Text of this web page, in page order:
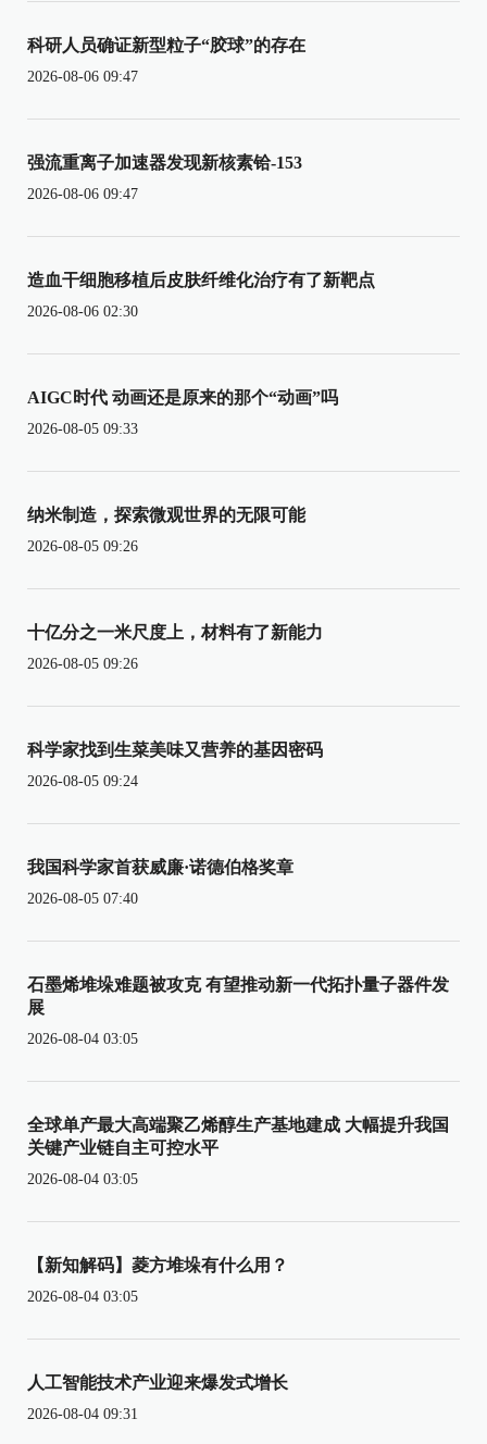
科研人员确证新型粒子“胶球”的存在
2026-08-06 09:47
强流重离子加速器发现新核素铪-153
2026-08-06 09:47
造血干细胞移植后皮肤纤维化治疗有了新靶点
2026-08-06 02:30
AIGC时代 动画还是原来的那个“动画”吗
2026-08-05 09:33
纳米制造，探索微观世界的无限可能
2026-08-05 09:26
十亿分之一米尺度上，材料有了新能力
2026-08-05 09:26
科学家找到生菜美味又营养的基因密码
2026-08-05 09:24
我国科学家首获威廉·诺德伯格奖章
2026-08-05 07:40
石墨烯堆垛难题被攻克 有望推动新一代拓扑量子器件发
展
2026-08-04 03:05
全球单产最大高端聚乙烯醇生产基地建成 大幅提升我国
关键产业链自主可控水平
2026-08-04 03:05
【新知解码】菱方堆垛有什么用？
2026-08-04 03:05
人工智能技术产业迎来爆发式增长
2026-08-04 09:31